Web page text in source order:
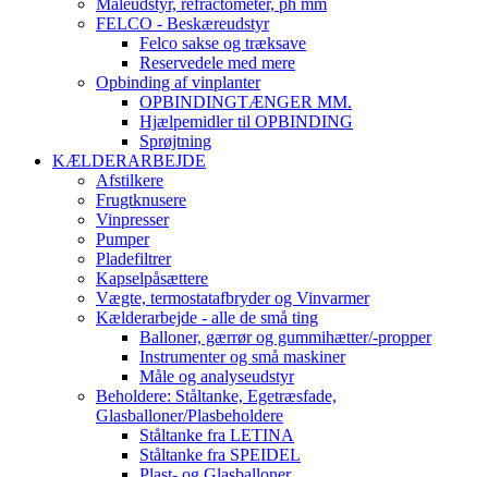
Måleudstyr, refractometer, ph mm
FELCO - Beskæreudstyr
Felco sakse og træksave
Reservedele med mere
Opbinding af vinplanter
OPBINDINGTÆNGER MM.
Hjælpemidler til OPBINDING
Sprøjtning
KÆLDERARBEJDE
Afstilkere
Frugtknusere
Vinpresser
Pumper
Pladefiltrer
Kapselpåsættere
Vægte, termostatafbryder og Vinvarmer
Kælderarbejde - alle de små ting
Balloner, gærrør og gummihætter/-propper
Instrumenter og små maskiner
Måle og analyseudstyr
Beholdere: Ståltanke, Egetræsfade,
Glasballoner/Plasbeholdere
Ståltanke fra LETINA
Ståltanke fra SPEIDEL